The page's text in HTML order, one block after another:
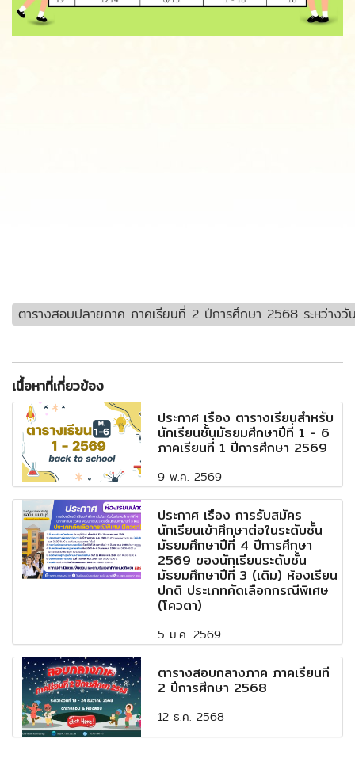
ตารางสอบปลายภาค ภาคเรียนที่ 2 ปีการศึกษา 2568 ระหว่า
เนื้อหาที่เกี่ยวข้อง
ประกาศ เรื่อง ตารางเรียนสำหรับ
นักเรียนชั้นมัธยมศึกษาปีที่ 1 - 6
ภาคเรียนที่ 1 ปีการศึกษา 2569
9 พ.ค. 2569
ประกาศ เรื่อง การรับสมัคร
นักเรียนเข้าศึกษาต่อในระดับชั้น
มัธยมศึกษาปีที่ 4 ปีการศึกษา
2569 ของนักเรียนระดับชั้น
มัธยมศึกษาปีที่ 3 (เดิม) ห้องเรียน
ปกติ ประเภทคัดเลือกกรณีพิเศษ
(โควตา)
5 ม.ค. 2569
ตารางสอบกลางภาค ภาคเรียนที่
2 ปีการศึกษา 2568
12 ธ.ค. 2568